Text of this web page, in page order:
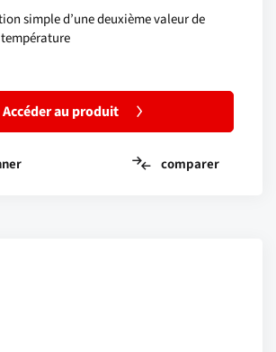
simple d’une deuxième valeur de
Accéder au produit
comparer